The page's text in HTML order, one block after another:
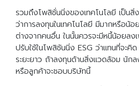
รวมถึงโพสิชั่นนิ่งของเทคโนโลยี เป็นสิ่
ว่าการลงทุนในเทคโนโลยี มีมากหรือน้อ
ต่างจากคนอื่น ในนั้นควรจะมีหนี้น้อยลง
ปรับใช้ในโพสิชันนิ่ง ESG ว่าแทนที่จะคิ
ระยะยาว ถ้าลงทุนด้านสิ่งแวดล้อม นักล
หรือลูกค้าจะชอบบริษัทนี้